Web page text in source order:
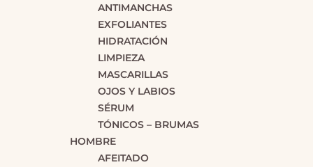
ANTIMANCHAS
EXFOLIANTES
HIDRATACIÓN
LIMPIEZA
MASCARILLAS
OJOS Y LABIOS
SÉRUM
TÓNICOS – BRUMAS
HOMBRE
AFEITADO